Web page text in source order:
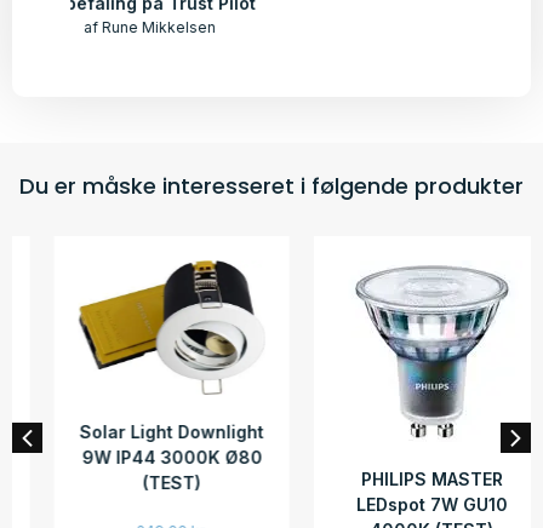
Du er måske interesseret i følgende produkter
Solar Light Downlight
9W IP44 3000K Ø80
(TEST)
PHILIPS MASTER
LEDspot 7W GU10